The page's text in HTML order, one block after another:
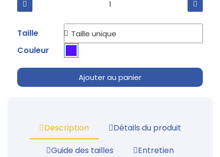
Taille
Couleur
Ajouter au panier
Description
Détails du produit
Guide des tailles
Entretien